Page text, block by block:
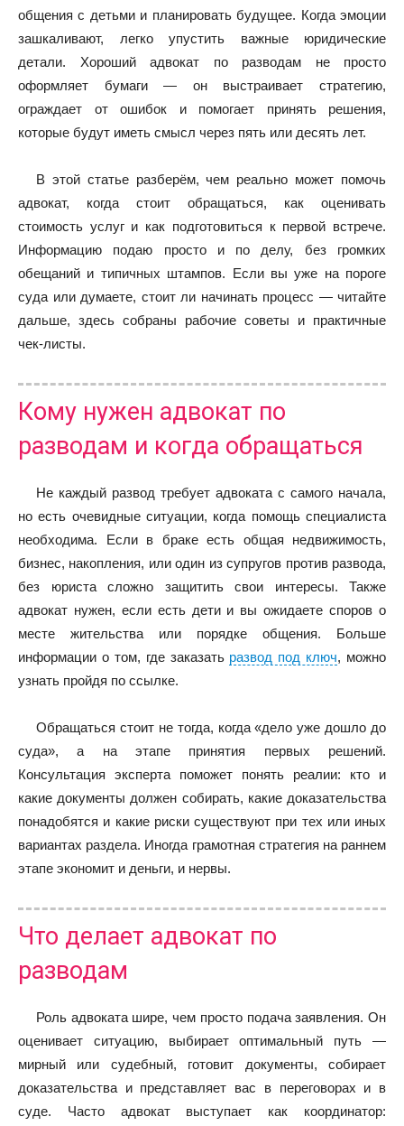
общения с детьми и планировать будущее. Когда эмоции
зашкаливают, легко упустить важные юридические
детали. Хороший адвокат по разводам не просто
оформляет бумаги — он выстраивает стратегию,
ограждает от ошибок и помогает принять решения,
которые будут иметь смысл через пять или десять лет.
В этой статье разберём, чем реально может помочь
адвокат, когда стоит обращаться, как оценивать
стоимость услуг и как подготовиться к первой встрече.
Информацию подаю просто и по делу, без громких
обещаний и типичных штампов. Если вы уже на пороге
суда или думаете, стоит ли начинать процесс — читайте
дальше, здесь собраны рабочие советы и практичные
чек-листы.
Кому нужен адвокат по
разводам и когда обращаться
Не каждый развод требует адвоката с самого начала,
но есть очевидные ситуации, когда помощь специалиста
необходима. Если в браке есть общая недвижимость,
бизнес, накопления, или один из супругов против развода,
без юриста сложно защитить свои интересы. Также
адвокат нужен, если есть дети и вы ожидаете споров о
месте жительства или порядке общения. Больше
информации о том, где заказать развод под ключ, можно
узнать пройдя по ссылке.
Обращаться стоит не тогда, когда «дело уже дошло до
суда», а на этапе принятия первых решений.
Консультация эксперта поможет понять реалии: кто и
какие документы должен собирать, какие доказательства
понадобятся и какие риски существуют при тех или иных
вариантах раздела. Иногда грамотная стратегия на раннем
этапе экономит и деньги, и нервы.
Что делает адвокат по
разводам
Роль адвоката шире, чем просто подача заявления. Он
оценивает ситуацию, выбирает оптимальный путь —
мирный или судебный, готовит документы, собирает
доказательства и представляет вас в переговорах и в
суде. Часто адвокат выступает как координатор: